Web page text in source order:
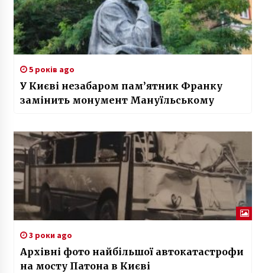
5 років ago
У Києві незабаром пам’ятник Франку
замінить монумент Мануїльському
3 роки ago
Архівні фото найбільшої автокатастрофи
на мосту Патона в Києві